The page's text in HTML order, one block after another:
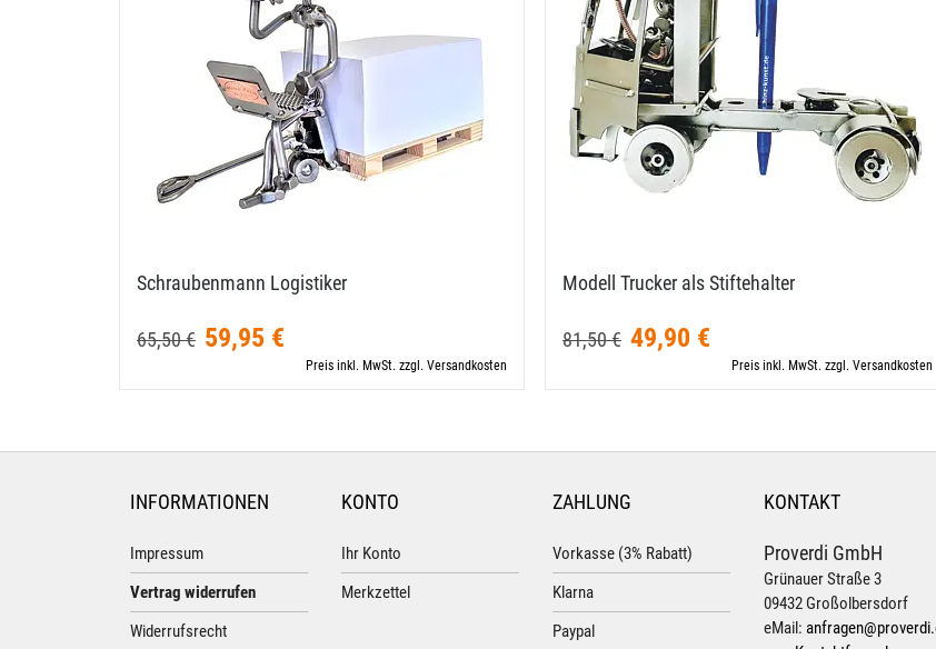
Schraubenmann Logistiker
65,50 € 59,95 €
Preis inkl. MwSt. zzgl. Versandkosten
Modell Trucker als Stiftehalter
81,50 € 49,90 €
Preis inkl. MwSt. zzgl. Versandkosten
INFORMATIONEN
Impressum
Vertrag widerrufen
Widerrufsrecht
KONTO
Ihr Konto
Merkzettel
ZAHLUNG
Vorkasse (3% Rabatt)
Klarna
Paypal
KONTAKT
Proverdi GmbH
Grünauer Straße 3
09432 Großolbersdorf
eMail: